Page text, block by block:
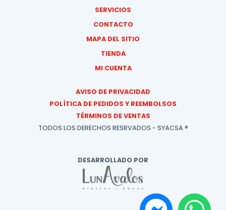
SERVICIOS
CONTACTO
MAPA DEL SITIO
TIENDA
MI CUENTA
AVISO DE PRIVACIDAD
POLÍTICA DE PEDIDOS Y REEMBOLSOS
TÉRMINOS DE VENTAS
TODOS LOS DERECHOS RESRVADOS - SYACSA ®
DESARROLLADO POR